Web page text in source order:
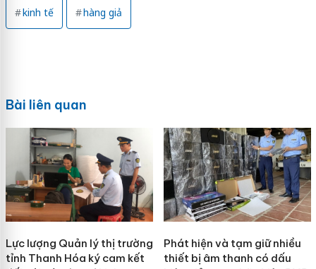
kinh tế hàng giả
Bài liên quan
Lực lượng Quản lý thị trường
tỉnh Thanh Hóa ký cam kết
Phát hiện và tạm giữ nhiều
thiết bị âm thanh có dấu